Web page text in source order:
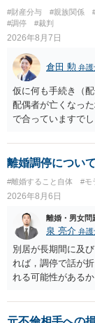
#財産分与 #親族関係
#調停
#裁判
2026年8月7日
倉田 勲 弁護
仮に何も手続き（
配偶者が亡くなっ
で合っていますで
完全に所有する場
償金の支払いが必要
離婚調停につい
#離婚すること自体 #モ
2026年8月6日
離婚・男女問
泉 亮介 弁護
別居が長期間に及
れば，調停で話が
れる可能性がある
は調停が成立する
だしてでも調停で